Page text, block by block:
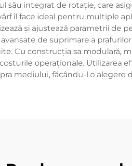
său integrat de rotație, care
îl face ideal pentru multiple
și ajustează parametrii de
de suprimare a
Cu construcția sa modulară,
operaționale. Utilizarea
mediului, făcându-l o